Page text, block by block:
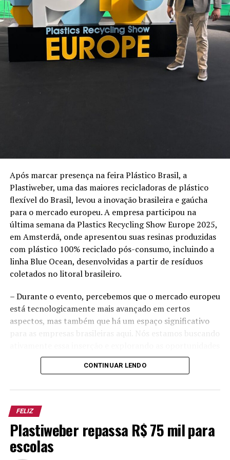
Em vida – e isso é muito interessante – recebeu
homenagens da Amvarc, de vários municípios e,
também, foi reconhecido na sua Feliz. Ah! Que possa ele
agora repousar ciente do seu dever muito bem
cumprido.
Após marcar presença na feira Plástico Brasil, a
Plastiweber, uma das maiores recicladoras de plástico
flexível do Brasil, levou a inovação brasileira e gaúcha
para o mercado europeu. A empresa participou na
última semana da Plastics Recycling Show Europe 2025,
em Amsterdã, onde apresentou suas resinas produzidas
com plástico 100% reciclado pós-consumo, incluindo a
linha Blue Ocean, desenvolvidas a partir de resíduos
coletados no litoral brasileiro.
– Durante o evento, percebemos que o mercado europeu
está tecnologicamente mais avançado em certos
aspectos, mas também que há um espaço significativo
para as empresas brasileiras aqui. Nós estamos buscando
– destaca Lucas Pellenz, head de novos negócios da
Plastiweber.
Com certificações internacionais como RecyClass e
SMETA, a Plastiweber realiza o upcycling de plástico,
transformando resíduos em produtos de alto valor
agregado. Para cada tonelada de plástico reciclado, a
plastiweber e suas marcas parceiras contribuem para a
redução de 2.000 quilogramas de emissões de gases de
CONTINUAR LENDO
FELIZ
Plastiweber repassa R$ 75 mil para
escolas